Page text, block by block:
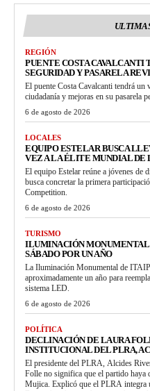
REGIÓN
PUENTE COSTA CAVALCANTI
SEGURIDAD Y PASARELA
El puente Costa Cavalcanti tendrá un
ciudadanía y mejoras en su pasarela
6 de agosto de 2026
LOCALES
EQUIPO ESTELAR BUSCA
VEZ A LA ÉLITE MUNDIAL DE
El equipo Estelar reúne a jóvenes de
busca concretar la primera
Competition.
6 de agosto de 2026
TURISMO
ILUMINACIÓN MONUMENTAL
SÁBADO POR UN AÑO
La Iluminación Monumental de
aproximadamente un año para
sistema LED.
6 de agosto de 2026
POLÍTICA
DECLINACIÓN DE LAURA
INSTITUCIONAL DEL PLRA,
El presidente del PLRA, Alcides
Folle no significa que el partido haya
Mujica. Explicó que el PLRA integra